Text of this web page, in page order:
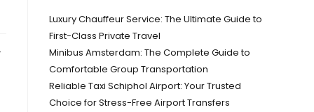
Luxury Chauffeur Service: The Ultimate Guide to
First-Class Private Travel
Minibus Amsterdam: The Complete Guide to
Comfortable Group Transportation
Reliable Taxi Schiphol Airport: Your Trusted
Choice for Stress-Free Airport Transfers